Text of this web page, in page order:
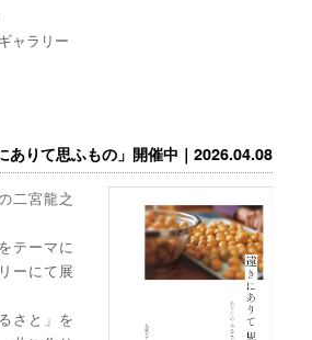
ャラリー
ありて思ふもの」開催中｜2026.04.08
二宮龍之
テーマに
ーにて展
さと」を